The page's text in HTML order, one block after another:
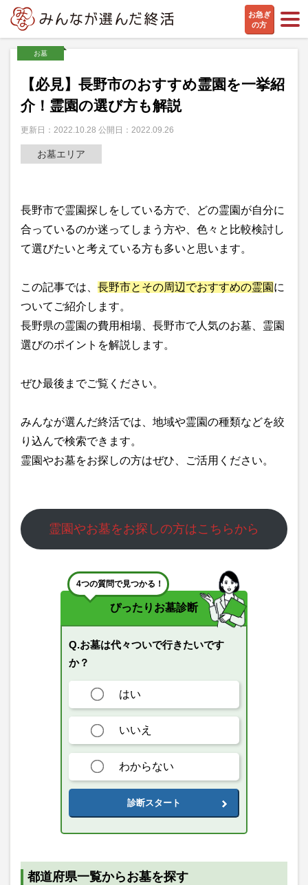
お急ぎ
の方
お墓
【必見】長野市のおすすめ霊園を一挙紹
介！霊園の選び方も解説
更新日：2022.10.28 公開日：2022.09.26
お墓エリア
長野市で霊園探しをしている方で、どの霊園が自分に
合っているのか迷ってしまう方や、色々と比較検討し
て選びたいと考えている方も多いと思います。
この記事では、 長野市とその周辺でおすすめの霊園 に
ついてご紹介します。
長野県の霊園の費用相場、長野市で人気のお墓、霊園
選びのポイントを解説します。
ぜひ最後までご覧ください。
みんなが選んだ終活では、地域や霊園の種類などを絞
り込んで検索できます。
霊園やお墓をお探しの方はぜひ、ご活用ください。
霊園やお墓をお探しの方はこちらから
4つの質問で見つかる！
ぴったりお墓診断
Q.お墓は代々ついで行きたいです
か？
はい
いいえ
わからない
診断スタート
都道府県一覧からお墓を探す